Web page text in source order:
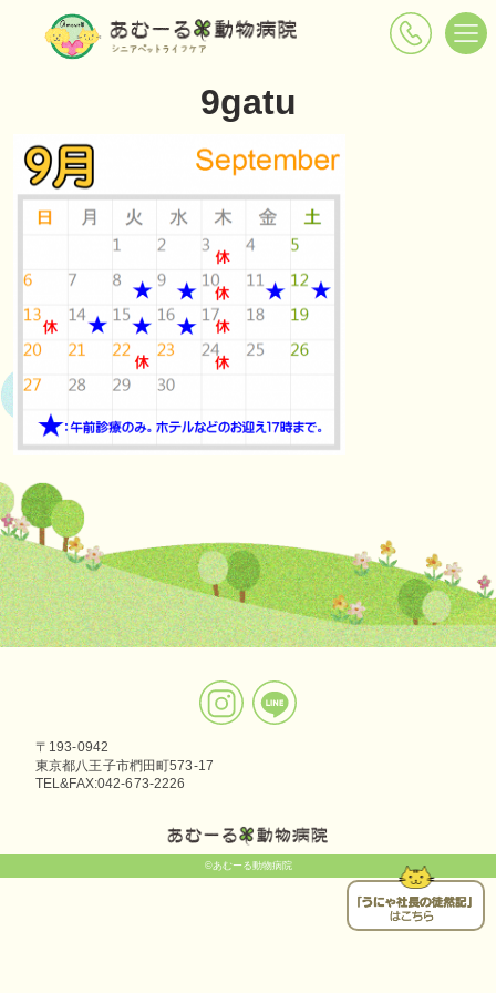
9gatu
〒193-0942
東京都八王子市椚田町573-17
TEL&FAX:042-673-2226
©あむーる動物病院